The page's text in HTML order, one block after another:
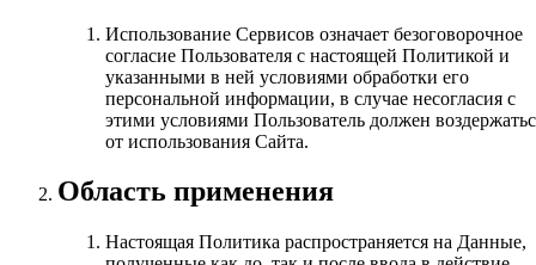
Использование Сервисов означает безоговорочное
согласие Пользователя с настоящей Политикой и
указанными в ней условиями обработки его
персональной информации, в случае несогласия с
этими условиями Пользователь должен
от использования Сайта.
Область применения
Настоящая Политика распространяется на Данные,